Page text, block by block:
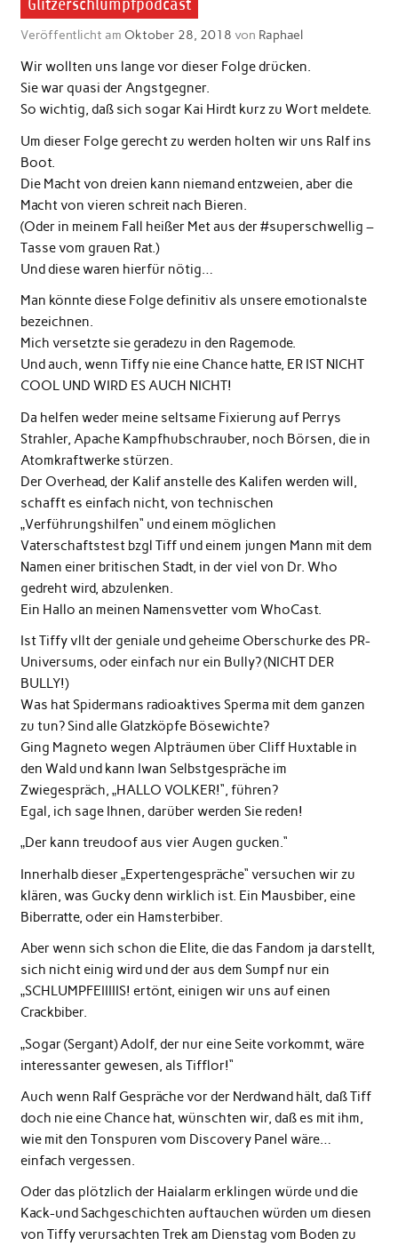
Veröffentlicht am Oktober 28, 2018 von Raphael
Wir wollten uns lange vor dieser Folge drücken.
Sie war quasi der Angstgegner.
So wichtig, daß sich sogar Kai Hirdt kurz zu Wort meldete.
Um dieser Folge gerecht zu werden holten wir uns Ralf ins
Boot.
Die Macht von dreien kann niemand entzweien, aber die
Macht von vieren schreit nach Bieren.
(Oder in meinem Fall heißer Met aus der #superschwellig –
Tasse vom grauen Rat.)
Und diese waren hierfür nötig…
Man könnte diese Folge definitiv als unsere emotionalste
bezeichnen.
Mich versetzte sie geradezu in den Ragemode.
Und auch, wenn Tiffy nie eine Chance hatte, ER IST NICHT
COOL UND WIRD ES AUCH NICHT!
Da helfen weder meine seltsame Fixierung auf Perrys
Strahler, Apache Kampfhubschrauber, noch Börsen, die in
Atomkraftwerke stürzen.
Der Overhead, der Kalif anstelle des Kalifen werden will,
schafft es einfach nicht, von technischen
„Verführungshilfen“ und einem möglichen
Vaterschaftstest bzgl Tiff und einem jungen Mann mit dem
Namen einer britischen Stadt, in der viel von Dr. Who
gedreht wird, abzulenken.
Ein Hallo an meinen Namensvetter vom WhoCast.
Ist Tiffy vllt der geniale und geheime Oberschurke des PR-
Universums, oder einfach nur ein Bully? (NICHT DER
BULLY!)
Was hat Spidermans radioaktives Sperma mit dem ganzen
zu tun? Sind alle Glatzköpfe Bösewichte?
Ging Magneto wegen Alpträumen über Cliff Huxtable in
den Wald und kann Iwan Selbstgespräche im
Zwiegespräch, „HALLO VOLKER!“, führen?
Egal, ich sage Ihnen, darüber werden Sie reden!
„Der kann treudoof aus vier Augen gucken.“
Innerhalb dieser „Expertengespräche“ versuchen wir zu
klären, was Gucky denn wirklich ist. Ein Mausbiber, eine
Biberratte, oder ein Hamsterbiber.
Aber wenn sich schon die Elite, die das Fandom ja darstellt,
sich nicht einig wird und der aus dem Sumpf nur ein
„SCHLUMPFEIIIIIS! ertönt, einigen wir uns auf einen
Crackbiber.
„Sogar (Sergant) Adolf, der nur eine Seite vorkommt, wäre
interessanter gewesen, als Tifflor!“
Auch wenn Ralf Gespräche vor der Nerdwand hält, daß Tiff
doch nie eine Chance hat, wünschten wir, daß es mit ihm,
wie mit den Tonspuren vom Discovery Panel wäre…
einfach vergessen.
Oder das plötzlich der Haialarm erklingen würde und die
Kack-und Sachgeschichten auftauchen würden um diesen
von Tiffy verursachten Trek am Dienstag vom Boden zu